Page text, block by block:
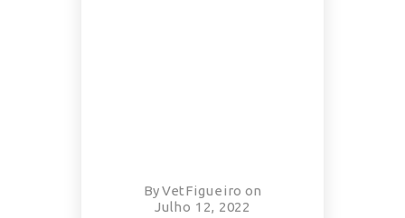
ByVetFigueiro on
Julho 12, 2022